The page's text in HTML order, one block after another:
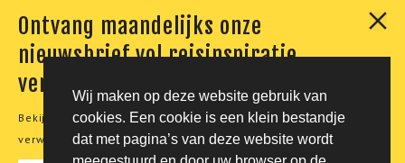
Wij maken op deze website gebruik van
cookies. Een cookie is een klein bestandje
dat met pagina’s van deze website wordt
Ontvang maandelijks onze
nieuwsbrief vol reisinspiratie,
verhalen en aanbiedingen
Bekijk onzeprivacyverklaringvoor meer informatie over de
verwerking van uw persoonsgegevens.
Onze klanten geven ons een 9,7. Berekend uit 230
© Tico Reizen 2026 - Privé-reizen op maat